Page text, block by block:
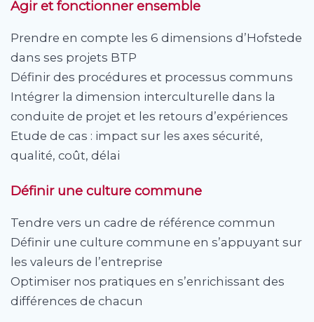
Agir et fonctionner ensemble
Prendre en compte les 6 dimensions d’Hofstede
dans ses projets BTP
Définir des procédures et processus communs
Intégrer la dimension interculturelle dans la
conduite de projet et les retours d’expériences
Etude de cas : impact sur les axes sécurité,
qualité, coût, délai
Définir une culture commune
Tendre vers un cadre de référence commun
Définir une culture commune en s’appuyant sur
les valeurs de l’entreprise
Optimiser nos pratiques en s’enrichissant des
différences de chacun